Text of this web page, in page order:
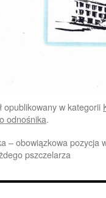
opublikowany w kategorii
odnośnika.
– obowiązkowa pozycja
pszczelarza